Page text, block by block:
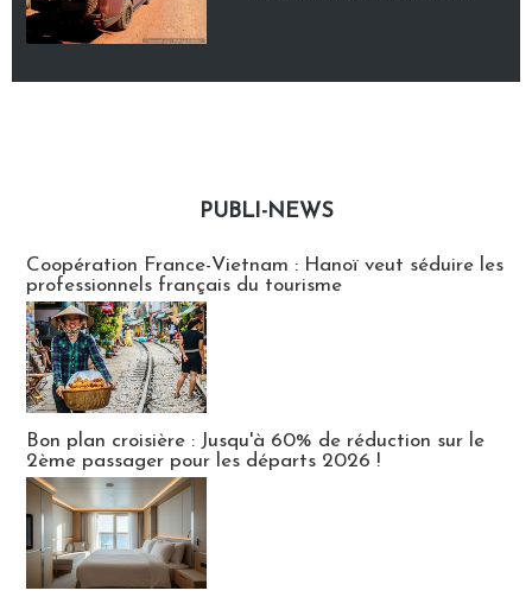
PUBLI-NEWS
Coopération France-Vietnam : Hanoï veut séduire les
professionnels français du tourisme
Bon plan croisière : Jusqu'à 60% de réduction sur le
2ème passager pour les départs 2026 !